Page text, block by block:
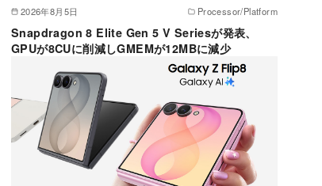
2026年8月5日 Processor/Platform
Snapdragon 8 Elite Gen 5 V Seriesが発表、
GPUが8CUに削減しGMEMが12MBに減少